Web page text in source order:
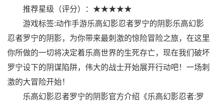
推荐星级（评分）：★★★★★
游戏标签:动作手游乐高幻影忍者罗宁的阴影乐高幻影
忍者罗宁的阴影，为你带来最刺激的惊险冒险之旅，在这里
你所做的一切将决定着乐高世界的生死存亡，现在我们破坏
罗宁设下的阴谋陷阱，伟大的战士开始展开行动吧！一场刺
激的大冒险开始！
乐高幻影忍者罗宁的阴影官方介绍《乐高幻影忍者:罗